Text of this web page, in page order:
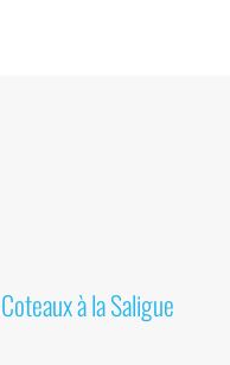
à la Saligue